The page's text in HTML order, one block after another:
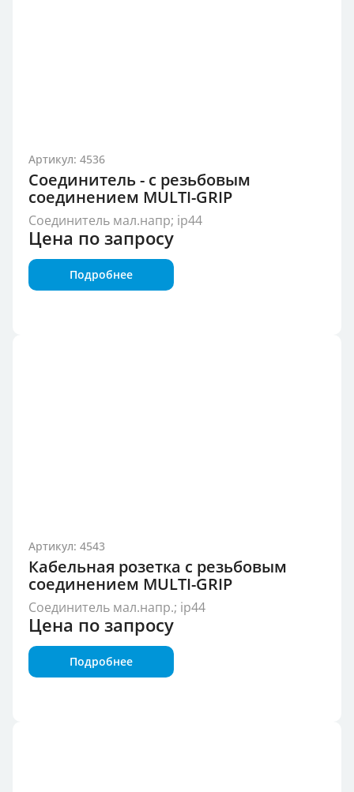
Артикул: 4536
Соединитель - с резьбовым
соединением MULTI-GRIP
Соединитель мал.напр; ip44
Цена по запросу
Подробнее
Артикул: 4543
Кабельная розетка с резьбовым
соединением MULTI-GRIP
Соединитель мал.напр.; ip44
Цена по запросу
Подробнее